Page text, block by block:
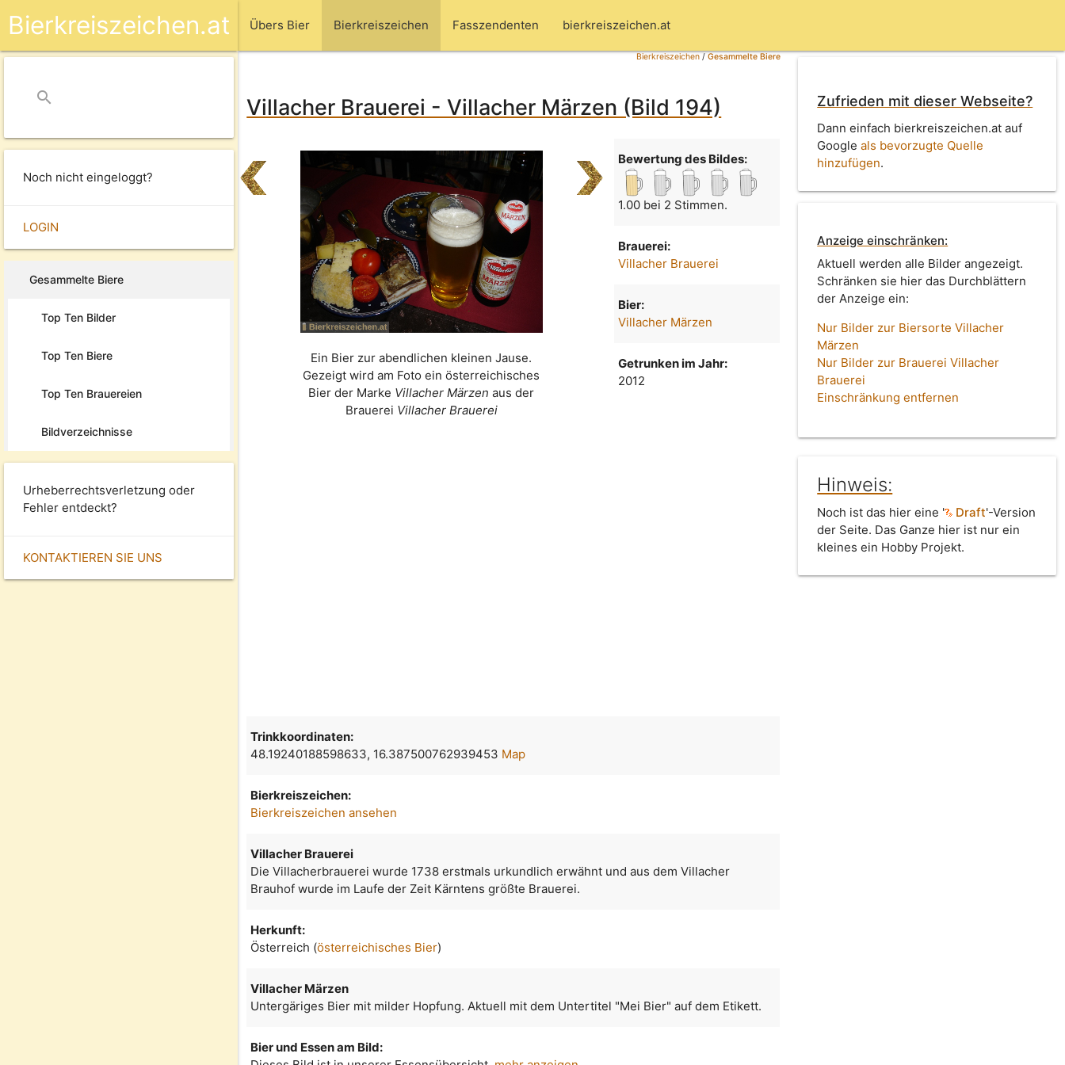
Übers Bier Bierkreiszeichen Fasszendenten bierkreiszeichen.at
Bierkreiszeichen.at
search
Noch nicht eingeloggt?
LOGIN
Gesammelte Biere
Top Ten Bilder
Top Ten Biere
Top Ten Brauereien
Bildverzeichnisse
Urheberrechtsverletzung oder
Fehler entdeckt?
KONTAKTIEREN SIE UNS
Bierkreiszeichen/Gesammelte Biere
Villacher Brauerei - Villacher Märzen (Bild 194)
Ein Bier zur abendlichen kleinen Jause.
Gezeigt wird am Foto ein österreichisches
Bier der Marke Villacher Märzen aus der
Brauerei Villacher Brauerei
Bewertung des Bildes:
1.00 bei 2 Stimmen.
Brauerei:
Villacher Brauerei
Bier:
Villacher Märzen
Getrunken im Jahr:
2012
Zufrieden mit dieser Webseite?
Dann einfach bierkreiszeichen.at auf
Googleals bevorzugte Quelle
hinzufügen.
Anzeige einschränken:
Aktuell werden alle Bilder angezeigt.
Schränken sie hier das Durchblättern
der Anzeige ein:
Nur Bilder zur Biersorte Villacher
Märzen
Nur Bilder zur Brauerei Villacher
Brauerei
Einschränkung entfernen
Hinweis:
Noch ist das hier eine ' Draft'-Version
der Seite. Das Ganze hier ist nur ein
kleines ein Hobby Projekt.
Trinkkoordinaten:
48.19240188598633, 16.387500762939453 Map
Bierkreiszeichen:
Bierkreiszeichen ansehen
Villacher Brauerei
Die Villacherbrauerei wurde 1738 erstmals urkundlich erwähnt und aus dem Villacher
Brauhof wurde im Laufe der Zeit Kärntens größte Brauerei.
Herkunft:
Österreich (österreichisches Bier)
Villacher Märzen
Untergäriges Bier mit milder Hopfung. Aktuell mit dem Untertitel "Mei Bier" auf dem Etikett.
Bier und Essen am Bild: